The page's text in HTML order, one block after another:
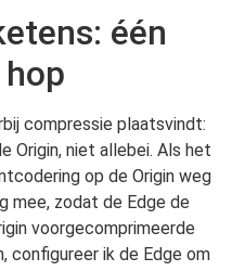
één
compressie plaatsvindt:
Origin, niet allebei. Als het
op de Origin weg
mee, zodat de Edge de
voorgecomprimeerde
configureer ik de Edge om